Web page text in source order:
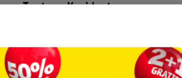
Tout sur Kruidvat
Formule commerciale
Coordonnées de l’entreprise